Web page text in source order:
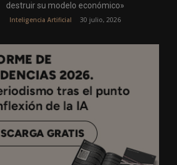
destruir su modelo económico»
Inteligencia Artificial 30 julio, 2026